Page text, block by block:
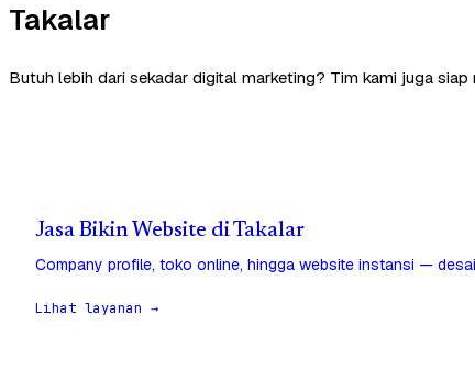
Takalar
Butuh lebih dari sekadar digital marketing? Tim kami juga siap
Jasa Bikin Website di Takalar
Company profile, toko online, hingga website instansi —
Lihat layanan →